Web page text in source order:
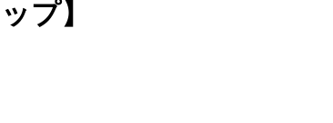
プ】